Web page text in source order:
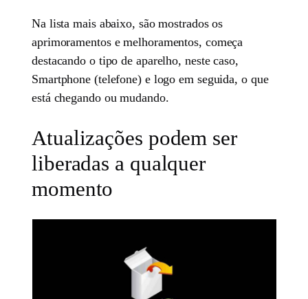
Na lista mais abaixo, são mostrados os
aprimoramentos e melhoramentos, começa
destacando o tipo de aparelho, neste caso,
Smartphone (telefone) e logo em seguida, o que
está chegando ou mudando.
Atualizações podem ser
liberadas a qualquer
momento